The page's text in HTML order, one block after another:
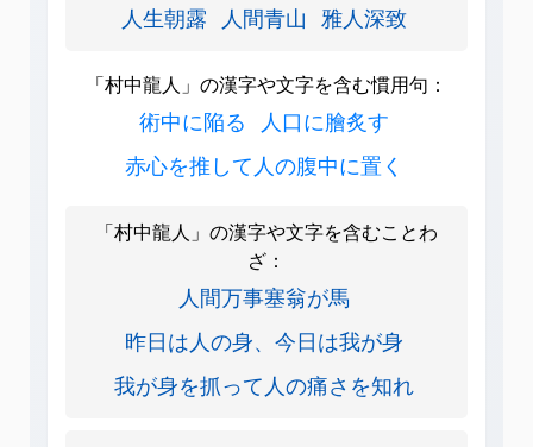
人生朝露 人間青山 雅人深致
「村中龍人」の漢字や文字を含む慣用句：
術中に陥る
人口に膾炙す
赤心を推して人の腹中に置く
「村中龍人」の漢字や文字を含むことわ
ざ：
人間万事塞翁が馬
昨日は人の身、今日は我が身
我が身を抓って人の痛さを知れ